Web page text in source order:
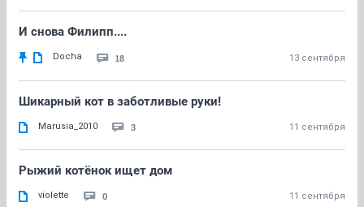
И снова Филипп....
Docha 18 13 сентября
Шикарный кот в заботливые руки!
Marusia_2010 3 11 сентября
Рыжий котёнок ищет дом
violette 0 11 сентября